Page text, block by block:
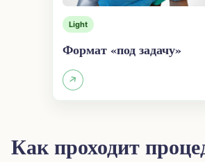
Light
Формат «под задачу»
Как проходит